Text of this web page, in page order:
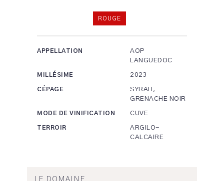
ROUGE
APPELLATION
AOP
LANGUEDOC
MILLÉSIME 2023
CÉPAGE
SYRAH,
GRENACHE NOIR
MODE DE VINIFICATION CUVE
TERROIR
ARGILO-
CALCAIRE
LE DOMAINE